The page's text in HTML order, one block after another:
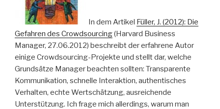
In dem Artikel Füller, J. (2012): Die
Gefahren des Crowdsourcing(Harvard Business
Manager, 27.06.2012) beschreibt der erfahrene Autor
einige Crowdsourcing-Projekte und stellt dar, welche
Grundsätze Manager beachten sollten: Transparente
Kommunikation, schnelle Interaktion, authentisches
Verhalten, echte Wertschätzung, ausreichende
Unterstützung. Ich frage mich allerdings, warum man